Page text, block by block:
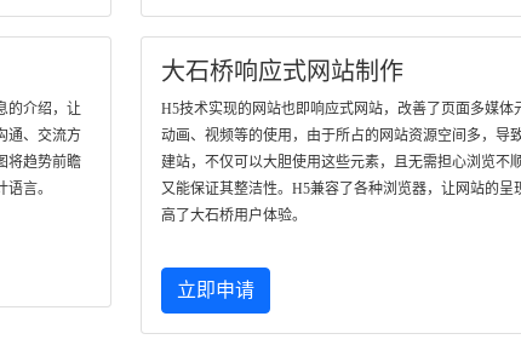
的介绍，让
通、交流方
将趋势前瞻
言。
大石桥响应式网站制作
H5技术实现的网站也即响应式网站，改善了页面多媒
动画、视频等的使用，由于所占的网站资源空间多，导
建站，不仅可以大胆使用这些元素，且无需担心浏览不
又能保证其整洁性。H5兼容了各种浏览器，让网站的
高了大石桥用户体验。
立即申请